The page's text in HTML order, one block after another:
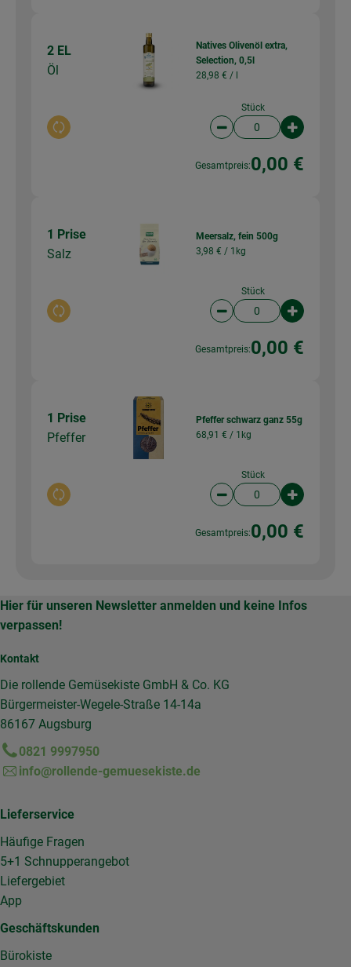
2 EL
Öl
Auswahl ändern
Natives Olivenöl extra,
Selection, 0,5l
28,98 € / l
Stück
Artikelanzahl
Gesamtpreis:0,00 €
1 Prise
Salz
Auswahl ändern
Meersalz, fein 500g
3,98 € / 1kg
Stück
Artikelanzahl
Gesamtpreis:0,00 €
1 Prise
Pfeffer
Auswahl ändern
Pfeffer schwarz ganz 55g
68,91 € / 1kg
Stück
Artikelanzahl
Gesamtpreis:0,00 €
Hier für unseren Newsletter anmelden und keine Infos
verpassen!
Kontakt
Die rollende Gemüsekiste GmbH & Co. KG
Bürgermeister-Wegele-Straße 14-14a
86167 Augsburg
0821 9997950
info@rollende-gemuesekiste.de
Lieferservice
Häufige Fragen
5+1 Schnupperangebot
Liefergebiet
App
Geschäftskunden
Bürokiste